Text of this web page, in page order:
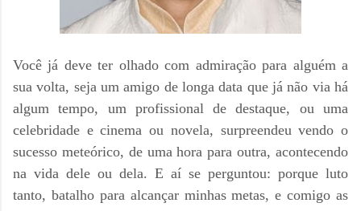
Você já deve ter olhado com admiração para alguém a
sua volta, seja um amigo de longa data que já não via há
algum tempo, um profissional de destaque, ou uma
celebridade e cinema ou novela, surpreendeu vendo o
sucesso meteórico, de uma hora para outra, acontecendo
na vida dele ou dela. E aí se perguntou: porque luto
tanto, batalho para alcançar minhas metas, e comigo as